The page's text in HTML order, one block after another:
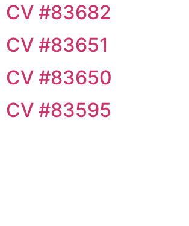
CV #83682
CV #83651
CV #83650
CV #83595